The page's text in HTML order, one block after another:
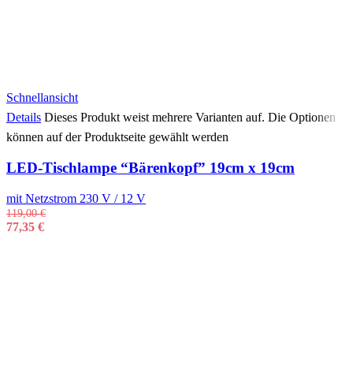
Schnellansicht
Details Dieses Produkt weist mehrere Varianten auf. Die Optionen
können auf der Produktseite gewählt werden
LED-Tischlampe “Bärenkopf” 19cm x 19cm
mit Netzstrom 230 V / 12 V
119,00€
77,35 €